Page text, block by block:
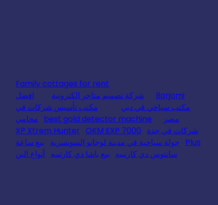
Family cottages for rent
Borjomi
شركة تصميم متاجر الكترونية
افضل
مكتب سياحي في دبي
مكتب تأسيس شركات في
مصر
best gold detector machine
محامي
شركات في جدة
XP Xtrem Hunter OKM EXP 7000
Plus
جولة سياحية في مدينة لوجانو السويسرية
بيع ساعة
سانتوس دي كارتييه
بيع باشا دي كارتييه أنواع البن